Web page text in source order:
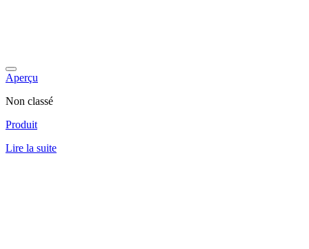
Aperçu
Non classé
Produit
Lire la suite